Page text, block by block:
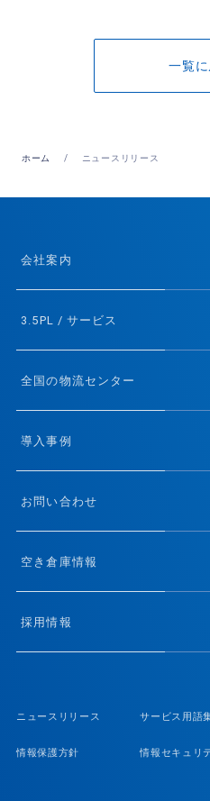
一覧
ホーム ニュースリリース
会社案内
3.5PL / サービス
全国の物流センター
導入事例
お問い合わせ
空き倉庫情報
採用情報
ニュースリリース サービス用語
情報保護方針 情報セキュリ